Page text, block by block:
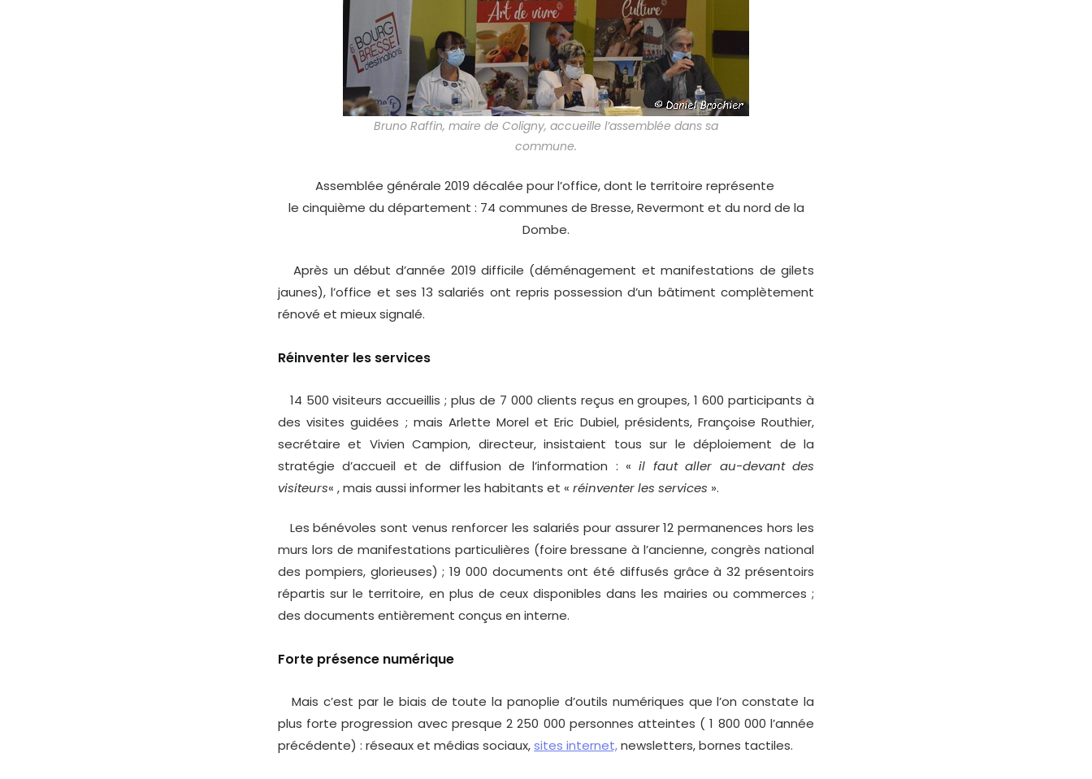
Bruno Raffin, maire de Coligny, accueille l’assemblée dans sa
commune.
Assemblée générale 2019 décalée pour l’office, dont le territoire représente
le cinquième du département : 74 communes de Bresse, Revermont et du nord de la
Dombe.
Après un début d’année 2019 difficile (déménagement et manifestations de gilets
jaunes), l’office et ses 13 salariés ont repris possession d’un bâtiment complètement
rénové et mieux signalé.
Réinventer les services
14 500 visiteurs accueillis ; plus de 7 000 clients reçus en groupes, 1 600 participants à
des visites guidées ; mais Arlette Morel et Eric Dubiel, présidents, Françoise Routhier,
secrétaire et Vivien Campion, directeur, insistaient tous sur le déploiement de la
stratégie d’accueil et de diffusion de l’information : «il faut aller au-devant des
visiteurs« , mais aussi informer les habitants et « réinventer les services ».
Les bénévoles sont venus renforcer les salariés pour assurer 12 permanences hors les
murs lors de manifestations particulières (foire bressane à l’ancienne, congrès national
des pompiers, glorieuses) ; 19 000 documents ont été diffusés grâce à 32 présentoirs
répartis sur le territoire, en plus de ceux disponibles dans les mairies ou commerces ;
des documents entièrement conçus en interne.
Forte présence numérique
Mais c’est par le biais de toute la panoplie d’outils numériques que l’on constate la
plus forte progression avec presque 2 250 000 personnes atteintes ( 1 800 000 l’année
précédente) : réseaux et médias sociaux,sites internet,newsletters, bornes tactiles.